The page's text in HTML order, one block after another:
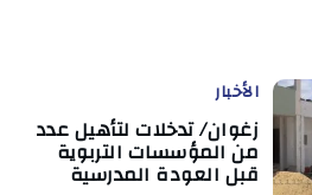
الأخبار
زغوان/ تدخلات لتأهيل عدد
من المؤسسات التربوية
قبل العودة المدرسية